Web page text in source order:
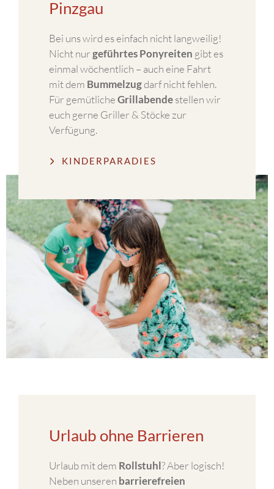
Pinzgau
Bei uns wird es einfach nicht langweilig!
Nicht nurgeführtes Ponyreiten gibt es
einmal wöchentlich – auch eine Fahrt
mit dem Bummelzugdarf nicht fehlen.
Für gemütlicheGrillabendestellen wir
euch gerne Griller & Stöcke zur
Verfügung.
KINDERPARADIES
Urlaub ohne Barrieren
Urlaub mit dem Rollstuhl? Aber logisch!
Neben unseren barrierefreien